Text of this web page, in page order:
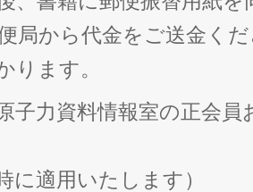
局から代金をご送金く
ります。
子力資料情報室の正会
に適用いたします）